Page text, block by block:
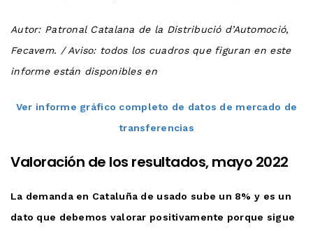
Autor: Patronal Catalana de la Distribució d’Automoció,
Fecavem. / Aviso: todos los cuadros que figuran en este
informe están disponibles en
Ver informe gráfico completo de datos de mercado de
transferencias
Valoración de los resultados, mayo 2022
La demanda en Cataluña de usado sube un 8% y es un
dato que debemos valorar positivamente porque sigue